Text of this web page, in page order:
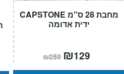
מחבת 28 ס"מ CAPSTONE
ידית אדומה
₪259 המחיר
המקורי
היה:
₪129
הוא: